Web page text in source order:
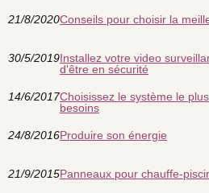
21/8/2020Conseils pour choisir la
30/5/2019Installez votre video
d'être en sécurité
14/6/2017Choisissez le système le
besoins
24/8/2016Produire son énergie
21/9/2015Panneaux pour chauffe-